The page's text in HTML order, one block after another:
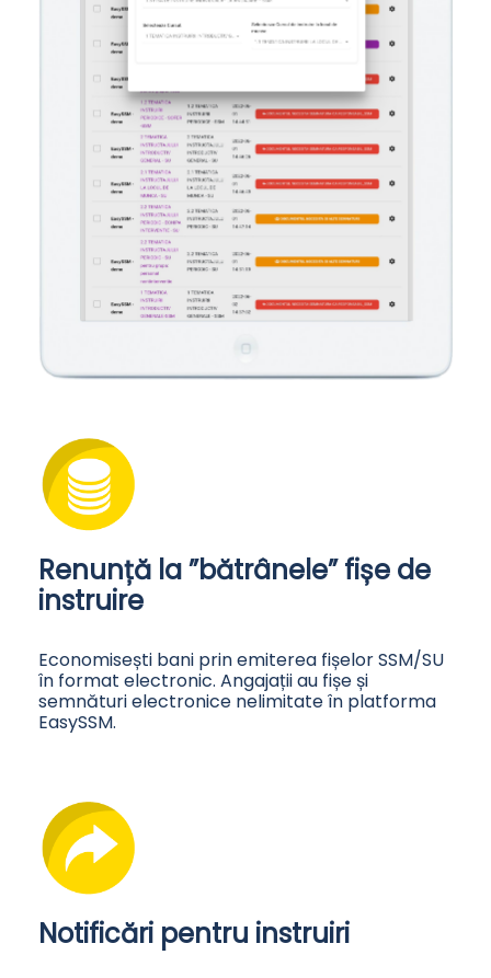
Renunță la ”bătrânele” fișe de
instruire
Economisești bani prin emiterea fișelor SSM/SU
în format electronic. Angajații au fișe și
semnături electronice nelimitate în platforma
EasySSM.
Notificări pentru instruiri